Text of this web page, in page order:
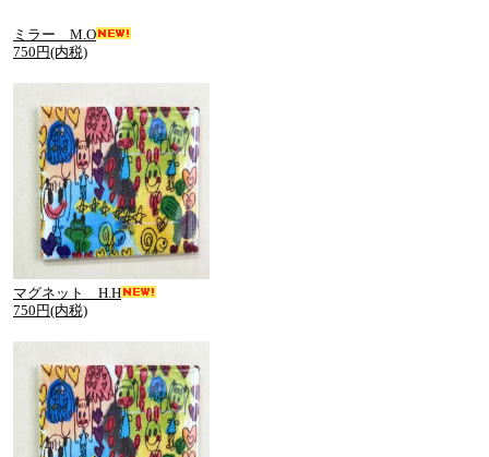
ミラー M.O
750円(内税)
マグネット H.H
750円(内税)